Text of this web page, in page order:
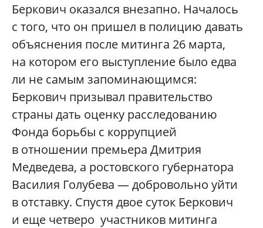
Беркович оказался внезапно. Началось
с того, что он пришел в полицию давать
объяснения после митинга 26 марта,
на котором его выступление было едва
ли не самым запоминающимся:
Беркович призывал правительство
страны дать оценку расследованию
Фонда борьбы с коррупцией
в отношении премьера Дмитрия
Медведева, а ростовского губернатора
Василия Голубева — добровольно уйти
в отставку. Спустя двое суток Беркович
и еще четверо участников митинга